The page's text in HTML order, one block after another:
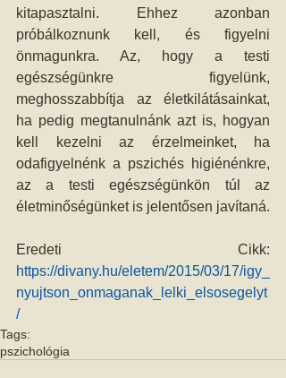
kitapasztalni. Ehhez azonban
próbálkoznunk kell, és figyelni
önmagunkra. Az, hogy a testi
egészségünkre figyelünk,
meghosszabbítja az életkilátásainkat,
ha pedig megtanulnánk azt is, hogyan
kell kezelni az érzelmeinket, ha
odafigyelnénk a pszichés higiénénkre,
az a testi egészségünkön túl az
https://divany.hu/eletem/2015/03/17/igy_
nyujtson_onmaganak_lelki_elsosegelyt
/
Tags:
pszichológia